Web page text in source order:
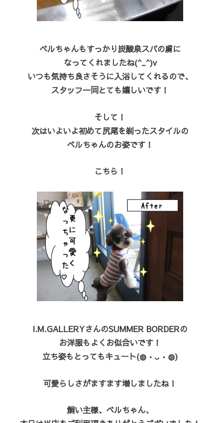
ベルちゃんもすっかり炭酸泉スパの虜に
なってくれましたね(^_^)v
いつも気持ち良さそうに入浴してくれるので、
スタッフ一同とても嬉しいです！
そして！
次はいよいよ初めて尻尾を剃ったスタイルの
ベルちゃんのお姿です！
こちら！
I.M.GALLERYさんのSUMMER BORDERの
お洋服もよくお似合いです！
立ち姿もとってもキュート(◍•ᴗ•◍)
可愛らしさがますます増しましたね！
飼い主様、ベルちゃん、